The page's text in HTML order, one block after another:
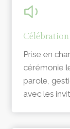
Prise en
cérémonie
parole,
avec les